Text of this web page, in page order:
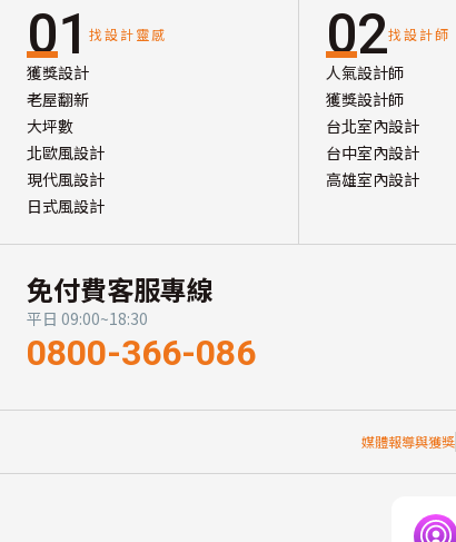
01 找設計靈感
獲獎設計
老屋翻新
大坪數
北歐風設計
現代風設計
日式風設計
02找設計師
人氣設計師
獲獎設計師
台北室內設計
台中室內設計
高雄室內設計
免付費客服專線
平日 09:00~18:30
0800-366-086
媒體報導與獲獎